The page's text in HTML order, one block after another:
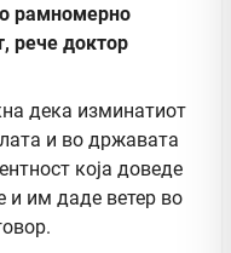
рамномерно
рече доктор
дека изминатиот
и во државата
која доведе
и им даде ветер во